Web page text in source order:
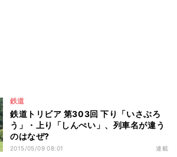
鉄道
鉄道トリビア 第303回 下り「いさぶろ
う」・上り「しんぺい」、列車名が違う
のはなぜ?
2015/05/09 08:01 連載